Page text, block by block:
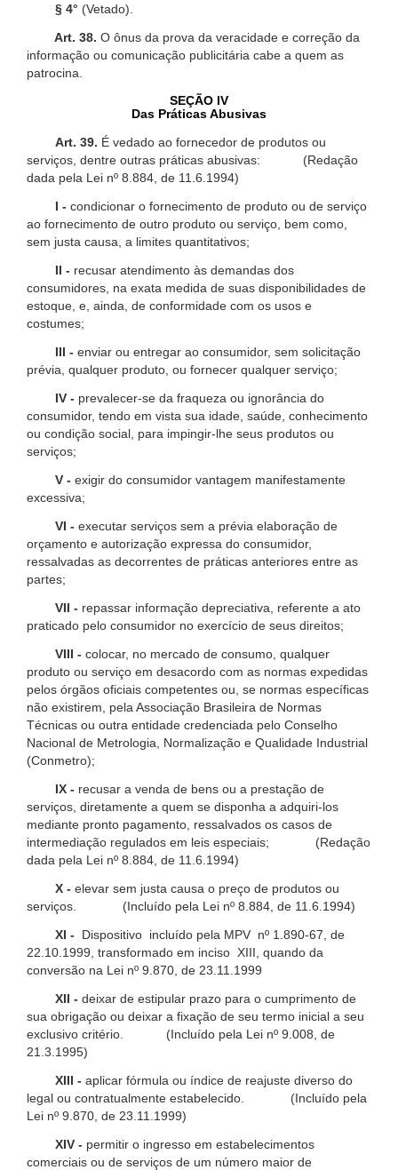
§ 4° (Vetado).
Art. 38. O ônus da prova da veracidade e correção da
informação ou comunicação publicitária cabe a quem as
patrocina.
SEÇÃO IV
Das Práticas Abusivas
Art. 39. É vedado ao fornecedor de produtos ou
serviços, dentre outras práticas abusivas: (Redação
dada pela Lei nº 8.884, de 11.6.1994)
I - condicionar o fornecimento de produto ou de serviço
ao fornecimento de outro produto ou serviço, bem como,
sem justa causa, a limites quantitativos;
II - recusar atendimento às demandas dos
consumidores, na exata medida de suas disponibilidades de
estoque, e, ainda, de conformidade com os usos e
costumes;
III - enviar ou entregar ao consumidor, sem solicitação
prévia, qualquer produto, ou fornecer qualquer serviço;
IV - prevalecer-se da fraqueza ou ignorância do
consumidor, tendo em vista sua idade, saúde, conhecimento
ou condição social, para impingir-lhe seus produtos ou
serviços;
V - exigir do consumidor vantagem manifestamente
excessiva;
VI - executar serviços sem a prévia elaboração de
orçamento e autorização expressa do consumidor,
ressalvadas as decorrentes de práticas anteriores entre as
partes;
VII - repassar informação depreciativa, referente a ato
praticado pelo consumidor no exercício de seus direitos;
VIII - colocar, no mercado de consumo, qualquer
produto ou serviço em desacordo com as normas expedidas
pelos órgãos oficiais competentes ou, se normas específicas
não existirem, pela Associação Brasileira de Normas
Técnicas ou outra entidade credenciada pelo Conselho
Nacional de Metrologia, Normalização e Qualidade Industrial
(Conmetro);
IX - recusar a venda de bens ou a prestação de
serviços, diretamente a quem se disponha a adquiri-los
mediante pronto pagamento, ressalvados os casos de
intermediação regulados em leis especiais; (Redação
dada pela Lei nº 8.884, de 11.6.1994)
X - elevar sem justa causa o preço de produtos ou
serviços. (Incluído pela Lei nº 8.884, de 11.6.1994)
XI -
Dispositivo incluído pela MPV nº 1.890-67, de
22.10.1999, transformado em inciso XIII, quando da
conversão na Lei nº 9.870, de 23.11.1999
XII - deixar de estipular prazo para o cumprimento de
sua obrigação ou deixar a fixação de seu termo inicial a seu
exclusivo critério. (Incluído pela Lei nº 9.008, de
21.3.1995)
XIII - aplicar fórmula ou índice de reajuste diverso do
legal ou contratualmente estabelecido. (Incluído pela
Lei nº 9.870, de 23.11.1999)
XIV - permitir o ingresso em estabelecimentos
comerciais ou de serviços de um número maior de